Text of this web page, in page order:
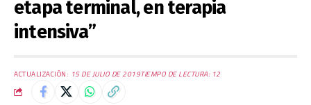
etapa terminal, en terapia
intensiva”
ACTUALIZACIÓN: 15 DE JULIO DE 2019TIEMPO DE LECTURA: 12